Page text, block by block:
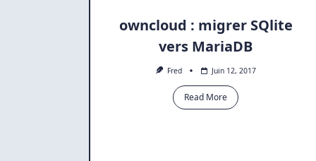
owncloud : migrer SQlite
vers MariaDB
Fred Juin 12, 2017
Read More